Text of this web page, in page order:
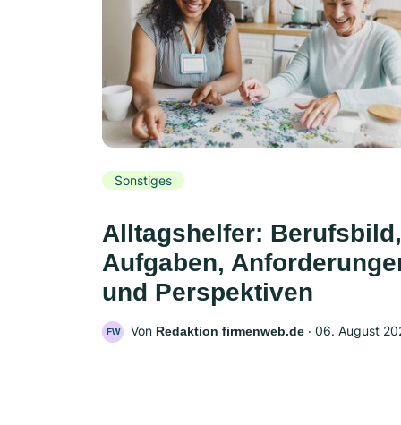
Sonstiges
Alltagshelfer: Berufsbild,
Aufgaben,
und Perspektiven
FW Von Redaktion firmenweb.de ‧ 06. August